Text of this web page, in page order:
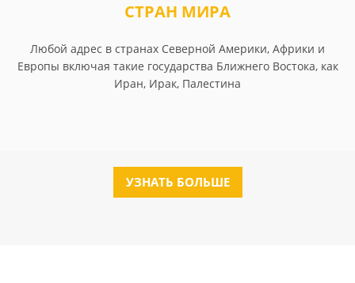
СТРАН МИРА
Любой адрес в странах Северной Америки, Африки и
Европы включая такие государства Ближнего Востока, как
Иран, Ирак, Палестина
УЗНАТЬ БОЛЬШЕ